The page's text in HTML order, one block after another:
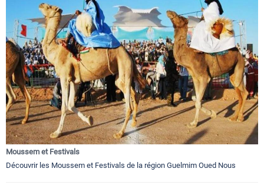
Moussem et Festivals
Découvrir les Moussem et Festivals de la région Guelmim Oued Nous